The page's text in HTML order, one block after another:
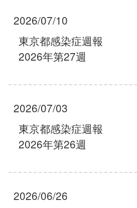
2026/07/10
東京都感染症週報
2026年第27週
2026/07/03
東京都感染症週報
2026年第26週
2026/06/26